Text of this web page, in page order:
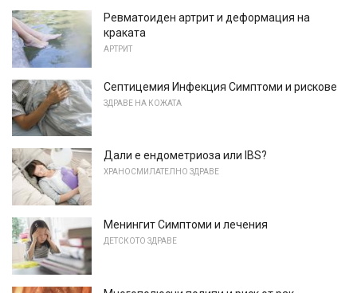
Ревматоиден артрит и деформация на
краката
АРТРИТ
Септицемия Инфекция Симптоми и рискове
ЗДРАВЕ НА КОЖАТА
Дали е ендометриоза или IBS?
ХРАНОСМИЛАТЕЛНО ЗДРАВЕ
Менингит Симптоми и лечения
ДЕТСКОТО ЗДРАВЕ